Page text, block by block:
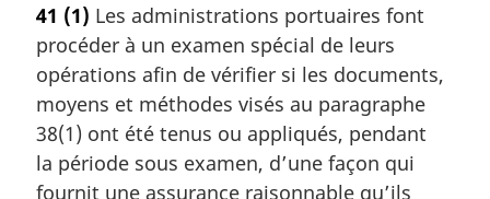
t
e
m
r
g
i
n
41 (1) Les administrations portuaires font
procéder à un examen spécial de leurs
opérations afin de vérifier si les documents,
moyens et méthodes visés au paragraphe
38(1) ont été tenus ou appliqués, pendant
la période sous examen, d’une façon qui
fournit une assurance raisonnable qu’ils